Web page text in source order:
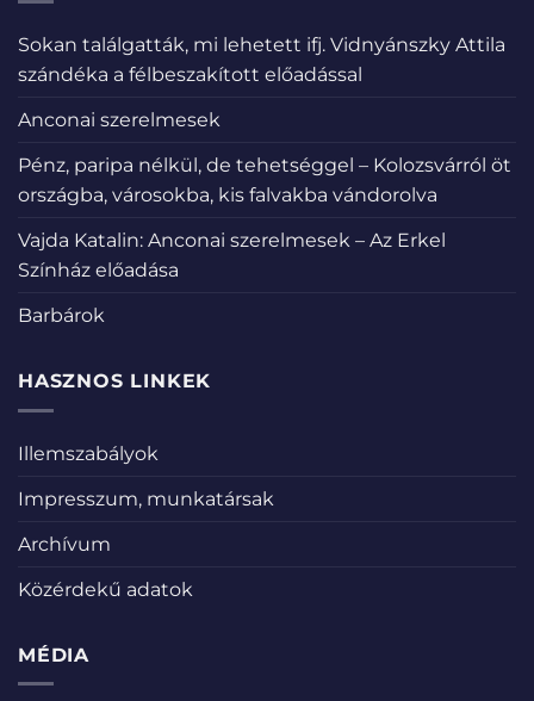
Sokan találgatták, mi lehetett ifj. Vidnyánszky Attila
szándéka a félbeszakított előadással
Anconai szerelmesek
Pénz, paripa nélkül, de tehetséggel – Kolozsvárról öt
országba, városokba, kis falvakba vándorolva
Vajda Katalin: Anconai szerelmesek – Az Erkel
Színház előadása
Barbárok
HASZNOS LINKEK
Illemszabályok
Impresszum, munkatársak
Archívum
Közérdekű adatok
MÉDIA